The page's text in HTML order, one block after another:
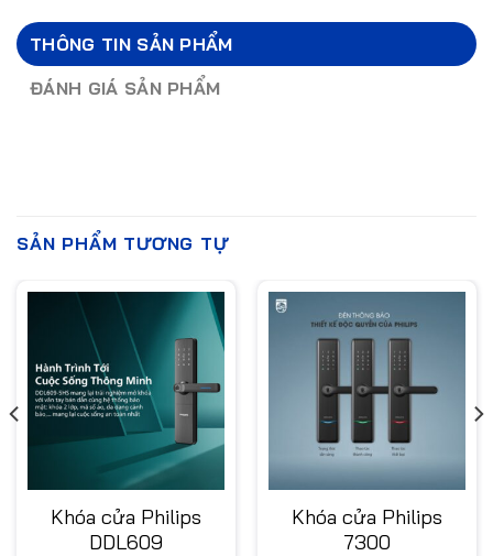
THÔNG TIN SẢN PHẨM
ĐÁNH GIÁ SẢN PHẨM
SẢN PHẨM TƯƠNG TỰ
Khóa cửa Philips
DDL609
Khóa cửa Philips
7300